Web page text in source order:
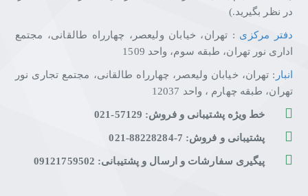
در نظر بگیرید.)
دفتر مرکزی : تهران، خیابان ولیعصر، چهارراه طالقانی، مجتمع
اداری نور تهران، طبقه سوم، واحد 1509
انبار : تهران، خیابان ولیعصر، چهارراه طالقانی، مجتمع تجاری نور
تهران، طبقه چهارم ، واحد 12037
خط ویژه پشتیبانی و فروش: 57129-021
پشتیبانی و فروش: 7-88228284-021
پیگیری سفارشات و ارسال و پشتیبانی: 09121759502